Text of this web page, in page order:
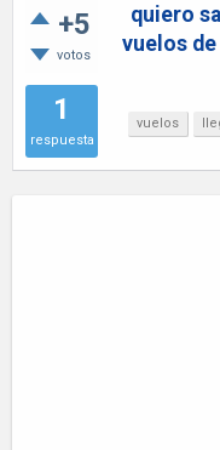
+5
votos
1
respuesta
quiero
vuelos
vuelos